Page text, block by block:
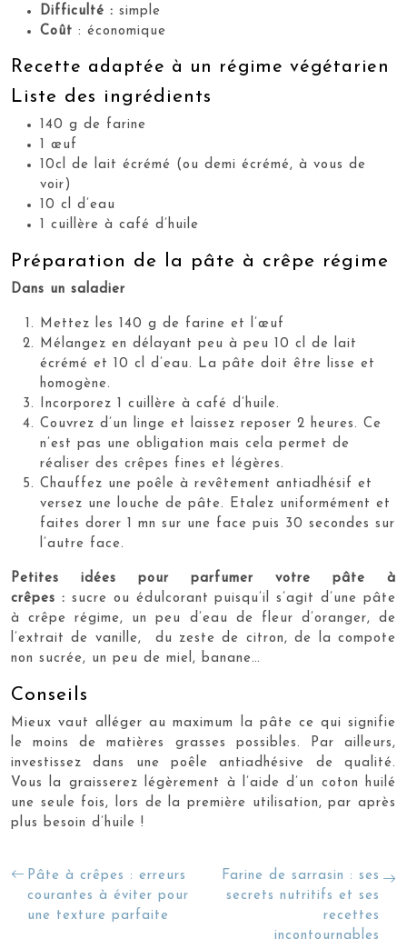
Difficulté : simple
Coût : économique
Recette adaptée à un régime végétarien
Liste des ingrédients
140 g de farine
1 œuf
10cl de lait écrémé (ou demi écrémé, à vous de
voir)
10 cl d’eau
1 cuillère à café d’huile
Préparation de la pâte à crêpe régime
Dans un saladier
Mettez les 140 g de farine et l’œuf
Mélangez en délayant peu à peu 10 cl de lait
écrémé et 10 cl d’eau. La pâte doit être lisse et
homogène.
Incorporez 1 cuillère à café d’huile.
Couvrez d’un linge et laissez reposer 2 heures. Ce
n’est pas une obligation mais cela permet de
réaliser des crêpes fines et légères.
Chauffez une poêle à revêtement antiadhésif et
versez une louche de pâte. Etalez uniformément et
faites dorer 1 mn sur une face puis 30 secondes sur
l’autre face.
Petites idées pour parfumer votre pâte à
crêpes : sucre ou édulcorant puisqu’il s’agit d’une pâte
à crêpe régime, un peu d’eau de fleur d’oranger, de
l’extrait de vanille, du zeste de citron, de la compote
non sucrée, un peu de miel, banane…
Conseils
Mieux vaut alléger au maximum la pâte ce qui signifie
le moins de matières grasses possibles. Par ailleurs,
investissez dans une poêle antiadhésive de qualité.
Vous la graisserez légèrement à l’aide d’un coton huilé
une seule fois, lors de la première utilisation, par après
plus besoin d’huile !
Pâte à crêpes : erreurs
courantes à éviter pour
une texture parfaite
Farine de sarrasin : ses
secrets nutritifs et ses
recettes
incontournables